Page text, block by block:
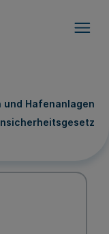
Hafenanlagen